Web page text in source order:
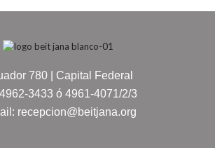
780 | Capital Federal
3433 ó 4961-4071/2/3
recepcion@beitjana.org